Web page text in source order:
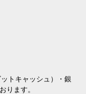
トキャッシュ）・銀
ります。